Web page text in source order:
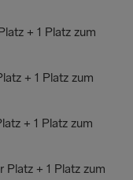
+ 1 Platz zum
+ 1 Platz zum
+ 1 Platz zum
Platz + 1 Platz zum